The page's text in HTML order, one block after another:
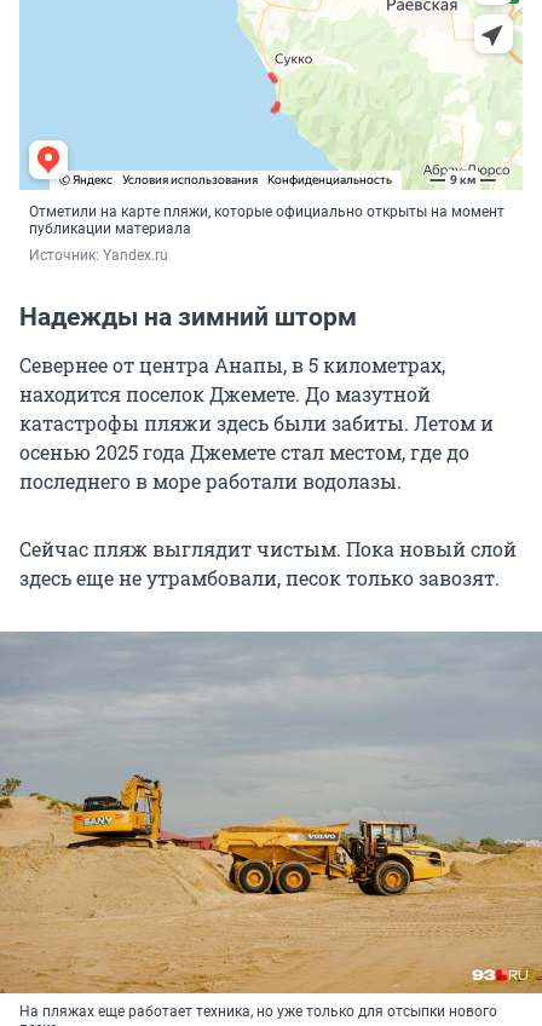
Отметили на карте пляжи, которые официально открыты на момент
публикации материала
Источник: Yandex.ru
Надежды на зимний шторм
Севернее от центра Анапы, в 5 километрах,
находится поселок Джемете. До мазутной
катастрофы пляжи здесь были забиты. Летом и
осенью 2025 года Джемете стал местом, где до
последнего в море работали водолазы.
Сейчас пляж выглядит чистым. Пока новый слой
здесь еще не утрамбовали, песок только завозят.
На пляжах еще работает техника, но уже только для отсыпки нового